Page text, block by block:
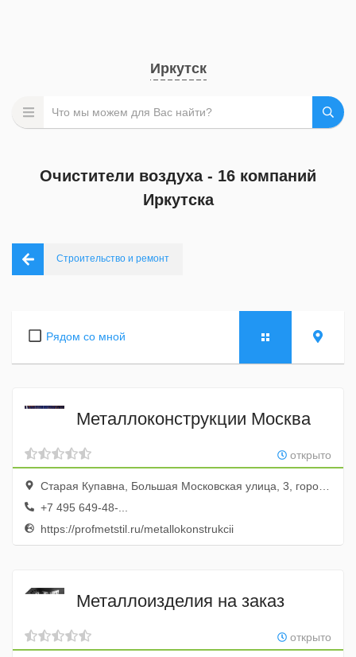
Иркутск
Очистители воздуха - 16 компаний
Иркутска
Строительство и ремонт
Рядом со мной
Металлоконструкции Москва
открыто
Старая Купавна, Большая Московская улица, 3, город Старая Купавна, Московская область, Россия
+7 495 649-48-...
https://profmetstil.ru/metallokonstrukcii
Металлоизделия на заказ
открыто